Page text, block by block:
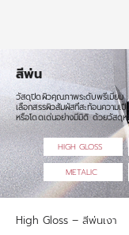
สีพ่น
วัสดุปิดผิวคุณภาพระดับพรีเมียม
เลือกสรรผิวสัมผัสที่สะท้อนความเ
หรือโดดเด่นอย่างมีมิติ ด้วยวัสดุ
HIGH GLOSS
METALIC
High Gloss – สีพ่นเงา